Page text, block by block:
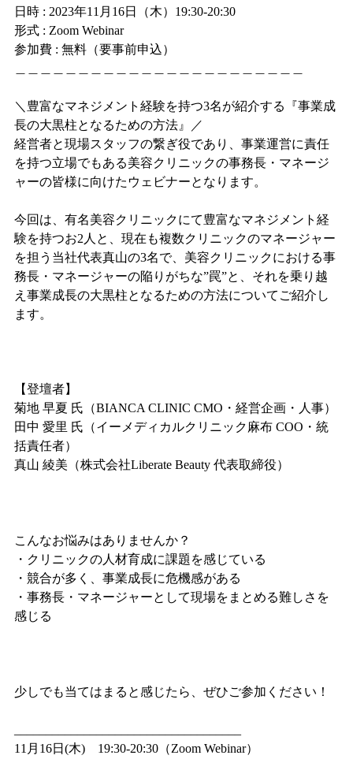
日時 : 2023年11月16日（木）19:30-20:30
形式 : Zoom Webinar
参加費 : 無料（要事前申込）
＼豊富なマネジメント経験を持つ3名が紹介する『事業成
長の大黒柱となるための方法』／
経営者と現場スタッフの繋ぎ役であり、事業運営に責任
を持つ立場でもある美容クリニックの事務長・マネージ
ャーの皆様に向けたウェビナーとなります。
今回は、有名美容クリニックにて豊富なマネジメント経
験を持つお2人と、現在も複数クリニックのマネージャー
を担う当社代表真山の3名で、美容クリニックにおける事
務長・マネージャーの陥りがちな”罠”と、それを乗り越
え事業成長の大黒柱となるための方法についてご紹介し
ます。
【登壇者】
菊地 早夏 氏（BIANCA CLINIC CMO・経営企画・人事）
田中 愛里 氏（イーメディカルクリニック麻布 COO・統
括責任者）
真山 綾美（株式会社Liberate Beauty 代表取締役）
こんなお悩みはありませんか？
・クリニックの人材育成に課題を感じている
・競合が多く、事業成長に危機感がある
・事務長・マネージャーとして現場をまとめる難しさを
感じる
少しでも当てはまると感じたら、ぜひご参加ください！
11月16日(木) 19:30-20:30（Zoom Webinar）